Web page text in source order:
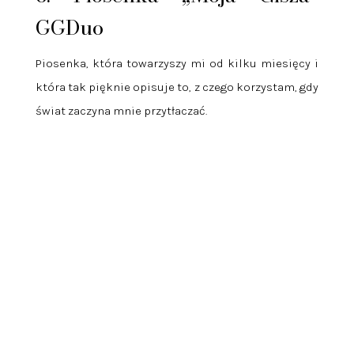
GGDuo
Piosenka, która towarzyszy mi od kilku miesięcy i
która tak pięknie opisuje to, z czego korzystam, gdy
świat zaczyna mnie przytłaczać.